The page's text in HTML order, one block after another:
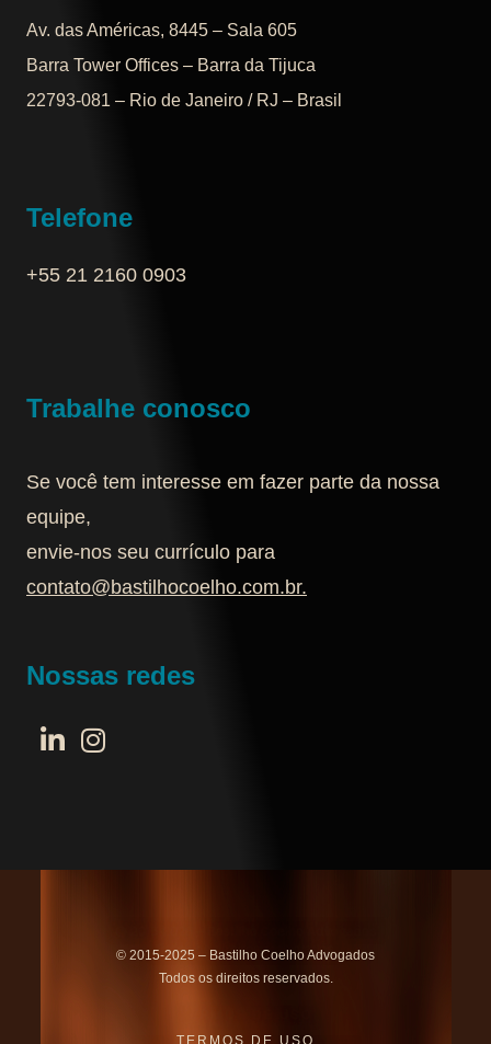
Av. das Américas, 8445 – Sala 605
Barra Tower Offices – Barra da Tijuca
22793-081 – Rio de Janeiro / RJ – Brasil
Telefone
+55 21 2160 0903‬
Trabalhe conosco
Se você tem interesse em fazer parte da nossa
equipe,
envie-nos seu currículo para
contato@bastilhocoelho.com.br.
Nossas redes
© 2015-2025 – Bastilho Coelho Advogados
Todos os direitos reservados.
TERMOS DE USO